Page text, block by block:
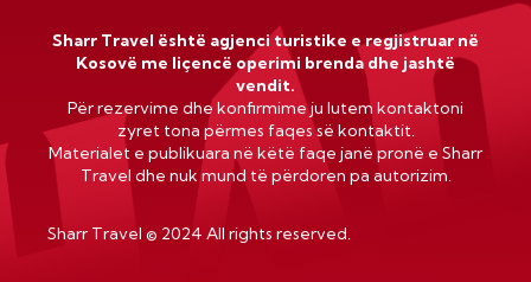
Sharr Travel është agjenci turistike e regjistruar në
Kosovë me liçencë operimi brenda dhe jashtë
vendit.
Për rezervime dhe konfirmime ju lutem kontaktoni
zyret tona përmes faqes së kontaktit.
Materialet e publikuara në këtë faqe janë pronë e Sharr
Travel dhe nuk mund të përdoren pa autorizim.
Sharr Travel © 2024 All rights reserved.